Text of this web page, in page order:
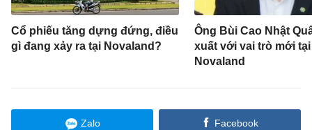
Cổ phiếu tăng dựng đứng, điều
gì đang xảy ra tại Novaland?
Ông Bùi Cao Nhật
xuất với vai trò mới tại
Novaland
Zalo Facebook